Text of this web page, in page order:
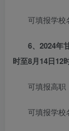
可填报学校名
6、2024年
时至8月14日12
可填报高职（
可填报学校名